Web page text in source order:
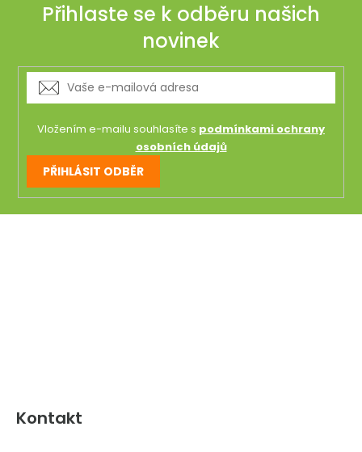
Přihlaste se k odběru našich
novinek
Vložením e-mailu souhlasíte s podmínkami ochrany
osobních údajů
PŘIHLÁSIT ODBĚR
Z
Kontakt